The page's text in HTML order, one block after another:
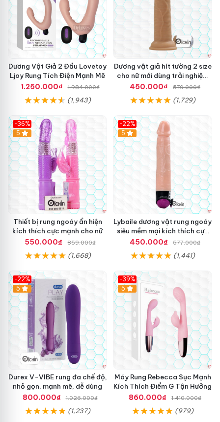
Dương Vật Giả 2 Đầu Lovetoy
Ljoy Rung Tích Điện Mạnh Mẽ
1.250.000₫
1.984.000₫
(1,943)
Dương vật giả hít tường 2 size
cho nữ mới dùng trải nghiệm
thật
450.000₫ 570.000₫
(1,729)
-36%
Hot
5
Thiết bị rung ngoáy ẩn hiện
kích thích cực mạnh cho nữ
550.000₫
859.000₫
(1,668)
-22%
Hot
5
Lybaile dương vật rung ngoáy
siêu mềm mại kích thích cực
mạnh
450.000₫ 577.000₫
(1,441)
-22%
Hot
5
Durex V-VIBE rung đa chế độ,
nhỏ gọn, mạnh mẽ, dễ dùng
800.000₫
1.026.000₫
(1,237)
-39%
Hot
5
Máy Rung Rebecca Sục Mạnh
Kích Thích Điểm G Tận Hưởng
860.000₫
1.410.000₫
(979)